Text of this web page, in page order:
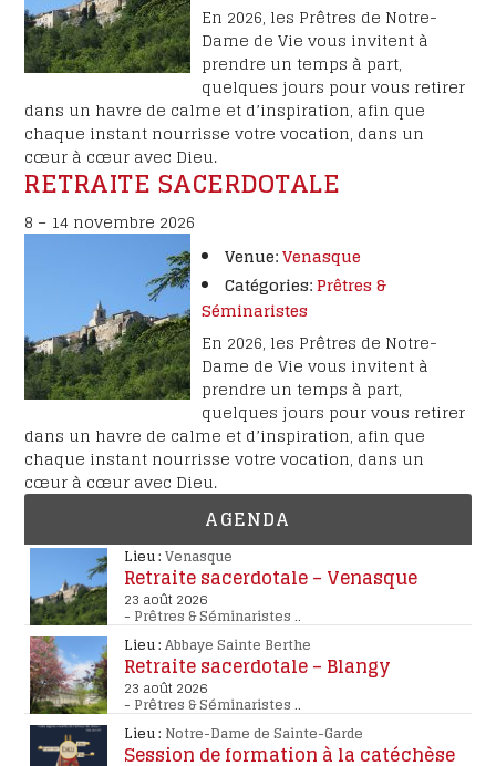
En 2026, les Prêtres de Notre-
Dame de Vie vous invitent à
prendre un temps à part,
quelques jours pour vous retirer
dans un havre de calme et d’inspiration, afin que
chaque instant nourrisse votre vocation, dans un
cœur à cœur avec Dieu.
RETRAITE SACERDOTALE
8 – 14 novembre 2026
Venue:Venasque
Catégories:Prêtres &
Séminaristes
En 2026, les Prêtres de Notre-
Dame de Vie vous invitent à
prendre un temps à part,
quelques jours pour vous retirer
dans un havre de calme et d’inspiration, afin que
chaque instant nourrisse votre vocation, dans un
cœur à cœur avec Dieu.
AGENDA
Lieu : Venasque
Retraite sacerdotale – Venasque
23 août 2026
- Prêtres & Séminaristes..
Lieu : Abbaye Sainte Berthe
Retraite sacerdotale – Blangy
23 août 2026
- Prêtres & Séminaristes..
Lieu : Notre-Dame de Sainte-Garde
Session de formation à la catéchèse